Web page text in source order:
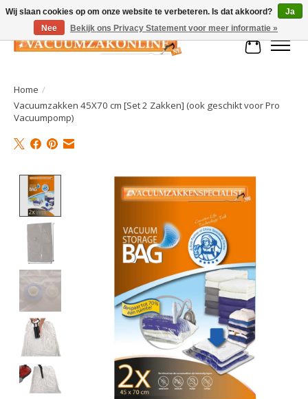
Home /
Vacuumzakken 45X70 cm [Set 2 Zakken] (ook geschikt voor Pro
Vacuumpomp)
Product image slideshow Items
Wij slaan cookies op om onze website te verbeteren. Is dat akkoord?
Ja
Nee
Bekijk ons Privacy Statement voor meer informatie »